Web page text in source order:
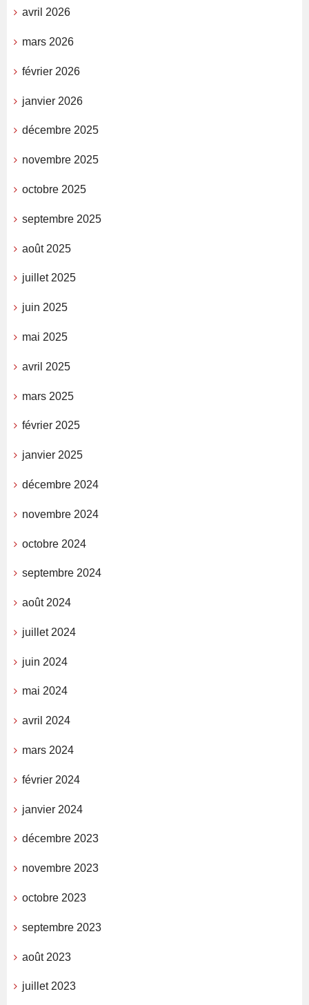
avril 2026
mars 2026
février 2026
janvier 2026
décembre 2025
novembre 2025
octobre 2025
septembre 2025
août 2025
juillet 2025
juin 2025
mai 2025
avril 2025
mars 2025
février 2025
janvier 2025
décembre 2024
novembre 2024
octobre 2024
septembre 2024
août 2024
juillet 2024
juin 2024
mai 2024
avril 2024
mars 2024
février 2024
janvier 2024
décembre 2023
novembre 2023
octobre 2023
septembre 2023
août 2023
juillet 2023